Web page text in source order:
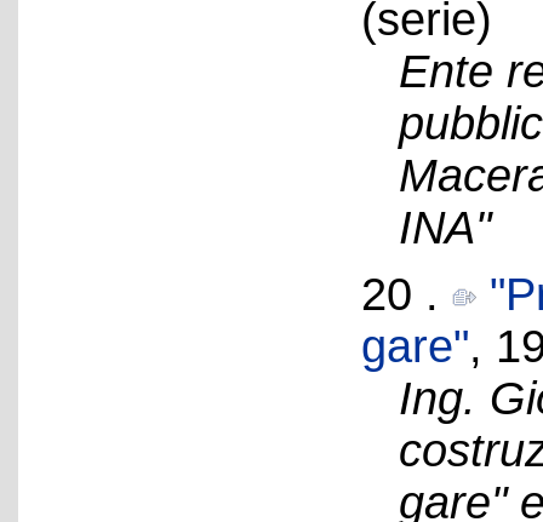
(serie)
Ente
INA"
20 .
gare",
Ing.
gare"